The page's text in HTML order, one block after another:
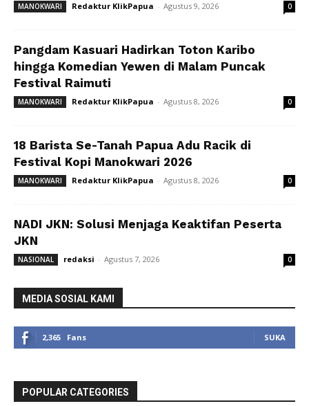
MANOKWARI Redaktur KlikPapua - Agustus 9, 2026 0
Pangdam Kasuari Hadirkan Toton Karibo
hingga Komedian Yewen di Malam Puncak
Festival Raimuti
MANOKWARI Redaktur KlikPapua - Agustus 8, 2026 0
18 Barista Se-Tanah Papua Adu Racik di
Festival Kopi Manokwari 2026
MANOKWARI Redaktur KlikPapua - Agustus 8, 2026 0
NADI JKN: Solusi Menjaga Keaktifan Peserta
JKN
NASIONAL redaksi - Agustus 7, 2026 0
MEDIA SOSIAL KAMI
2,365 Fans SUKA
POPULAR CATEGORIES